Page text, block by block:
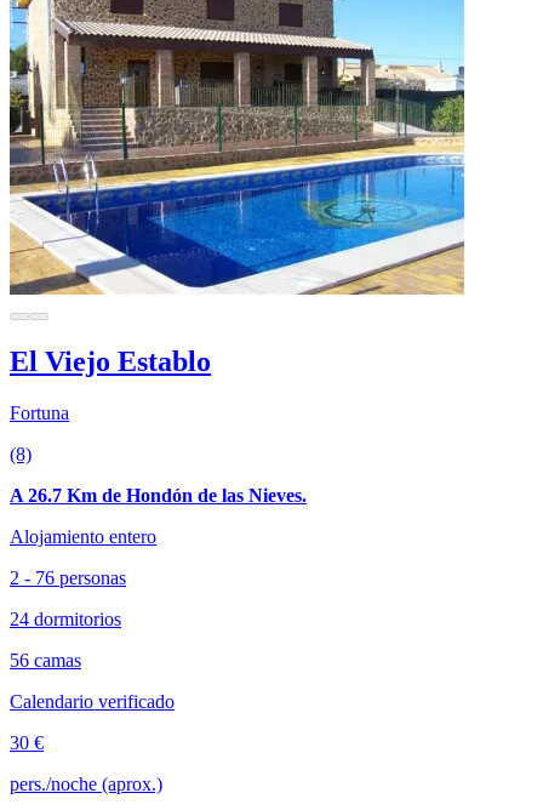
El Viejo Establo
Fortuna
(8)
A 26.7 Km de Hondón de las Nieves.
Alojamiento entero
2 - 76 personas
24 dormitorios
56 camas
Calendario verificado
30 €
pers./noche (aprox.)